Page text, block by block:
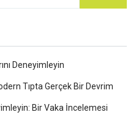
Deneyimleyin
Tıpta Gerçek Bir Devrim
Bir Vaka İncelemesi